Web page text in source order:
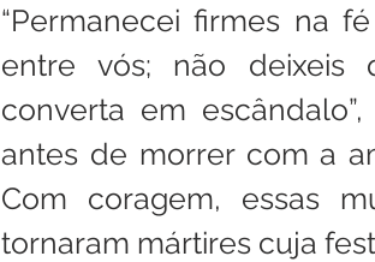
“Permanecei firmes na
entre vós; não deixeis
converta em
antes de morrer com a
Com coragem, essas
tornaram mártires cuja